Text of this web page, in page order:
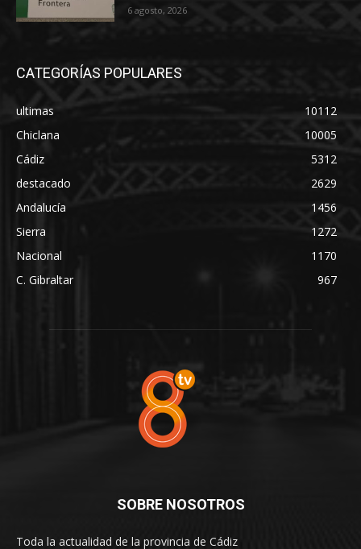
6 agosto, 2026
CATEGORÍAS POPULARES
ultimas
10112
Chiclana
10005
Cádiz
5312
destacado
2629
Andalucía
1456
Sierra
1272
Nacional
1170
C. Gibraltar
967
SOBRE NOSOTROS
Toda la actualidad de la provincia de Cádiz